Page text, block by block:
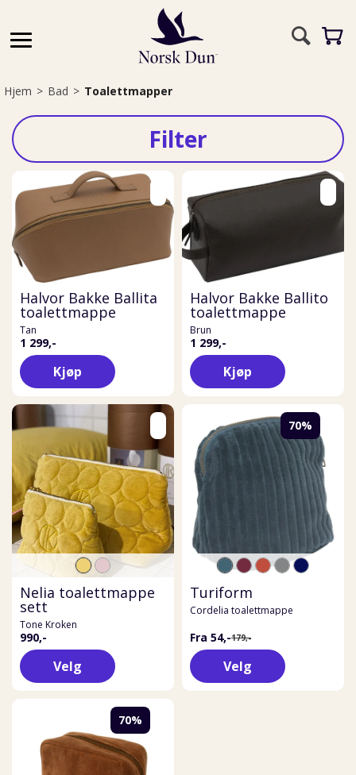
Hjem>Bad>Toalettmapper
Filter
Halvor Bakke Ballita
toalettmappe
Tan
1 299,-
Kjøp
Halvor Bakke Ballito
toalettmappe
Brun
1 299,-
Kjøp
Nelia toalettmappe
sett
Tone Kroken
990,-
Velg
70%
Turiform
Cordelia toalettmappe
Fra 54,-179,-
Velg
70%